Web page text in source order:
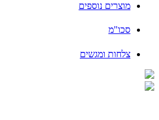
מוצרים נוספים
סכו"מ
צלחות ומגשים